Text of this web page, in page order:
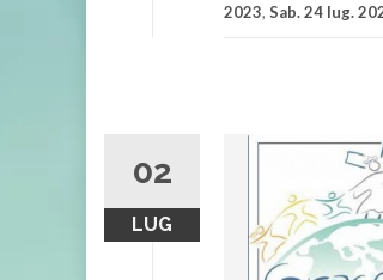
2023, Sab. 24 lug.
02
LUG